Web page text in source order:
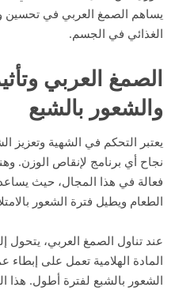
يساهم الصمغ العربي في تحسين
الغذائي في الجسم.
الصمغ العربي
والشعور بالشبع
يعتبر التحكم في الشهية وتعزيز
نجاح أي برنامج لإنقاص الوزن.
فعالة في هذا المجال، حيث
الطعام ويطيل فترة الشعور
عند تناول الصمغ العربي، يتحول
المادة الهلامية تعمل على إبطاء
الشعور بالشبع لفترة أطول. هذا